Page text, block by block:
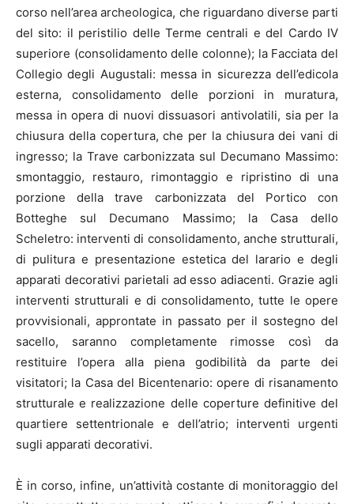
corso nell’area archeologica, che riguardano diverse parti
del sito: il peristilio delle Terme centrali e del Cardo IV
superiore (consolidamento delle colonne); la Facciata del
Collegio degli Augustali: messa in sicurezza dell’edicola
esterna, consolidamento delle porzioni in muratura,
messa in opera di nuovi dissuasori antivolatili, sia per la
chiusura della copertura, che per la chiusura dei vani di
ingresso; la Trave carbonizzata sul Decumano Massimo:
smontaggio, restauro, rimontaggio e ripristino di una
porzione della trave carbonizzata del Portico con
Botteghe sul Decumano Massimo; la Casa dello
Scheletro: interventi di consolidamento, anche strutturali,
di pulitura e presentazione estetica del larario e degli
apparati decorativi parietali ad esso adiacenti. Grazie agli
interventi strutturali e di consolidamento, tutte le opere
provvisionali, approntate in passato per il sostegno del
sacello, saranno completamente rimosse così da
restituire l’opera alla piena godibilità da parte dei
visitatori; la Casa del Bicentenario: opere di risanamento
strutturale e realizzazione delle coperture definitive del
quartiere settentrionale e dell’atrio; interventi urgenti
sugli apparati decorativi.
È in corso, infine, un’attività costante di monitoraggio del